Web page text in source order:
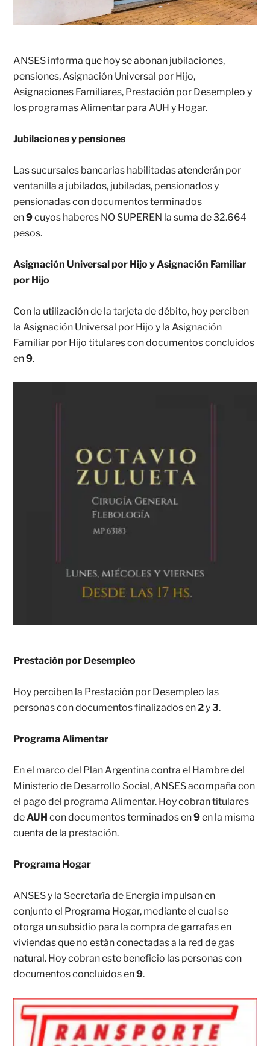
ANSES informa que hoy se abonan jubilaciones,
pensiones, Asignación Universal por Hijo,
Asignaciones Familiares, Prestación por Desempleo y
los programas Alimentar para AUH y Hogar.
Jubilaciones y pensiones
Las sucursales bancarias habilitadas atenderán por
ventanilla a jubilados, jubiladas, pensionados y
pensionadas con documentos terminados
en9cuyos haberes NO SUPEREN la suma de 32.664
pesos.
Asignación Universal por Hijo y Asignación Familiar
por Hijo
Con la utilización de la tarjeta de débito, hoy perciben
la Asignación Universal por Hijo y la Asignación
Familiar por Hijo titulares con documentos concluidos
en9.
Prestación por Desempleo
Hoy perciben la Prestación por Desempleo las
personas con documentos finalizados en2y3.
Programa Alimentar
En el marco del Plan Argentina contra el Hambre del
Ministerio de Desarrollo Social, ANSES acompaña con
el pago del programa Alimentar. Hoy cobran titulares
de AUH con documentos terminados en9en la misma
cuenta de la prestación.
Programa Hogar
ANSES y la Secretaría de Energía impulsan en
conjunto el Programa Hogar, mediante el cual se
otorga un subsidio para la compra de garrafas en
viviendas que no están conectadas a la red de gas
natural. Hoy cobran este beneficio las personas con
documentos concluidos en9.